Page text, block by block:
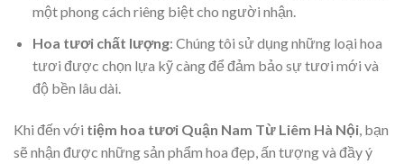
một phong cách riêng biệt cho người nhận.
Hoa tươi chất lượng: Chúng tôi sử dụng những loại hoa
tươi được chọn lựa kỹ càng để đảm bảo sự tươi mới và
độ bền lâu dài.
Khi đến với tiệm hoa tươi Quận Nam Từ Liêm Hà Nội , bạn
sẽ nhận được những sản phẩm hoa đẹp, ấn tượng và đầy ý